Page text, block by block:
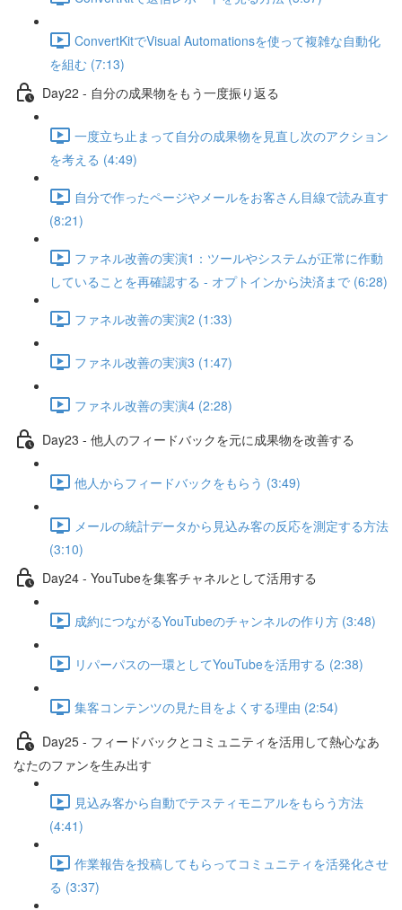
ConvertKitでVisual Automationsを使って複雑な自動化
を組む (7:13)
Day22 - 自分の成果物をもう一度振り返る
一度立ち止まって自分の成果物を見直し次のアクション
を考える (4:49)
自分で作ったページやメールをお客さん目線で読み直す
(8:21)
ファネル改善の実演1：ツールやシステムが正常に作動
していることを再確認する - オプトインから決済まで (6:28)
ファネル改善の実演2 (1:33)
ファネル改善の実演3 (1:47)
ファネル改善の実演4 (2:28)
Day23 - 他人のフィードバックを元に成果物を改善する
他人からフィードバックをもらう (3:49)
メールの統計データから見込み客の反応を測定する方法
(3:10)
Day24 - YouTubeを集客チャネルとして活用する
成約につながるYouTubeのチャンネルの作り方 (3:48)
リパーパスの一環としてYouTubeを活用する (2:38)
集客コンテンツの見た目をよくする理由 (2:54)
Day25 - フィードバックとコミュニティを活用して熱心なあ
なたのファンを生み出す
見込み客から自動でテスティモニアルをもらう方法
(4:41)
作業報告を投稿してもらってコミュニティを活発化させ
る (3:37)